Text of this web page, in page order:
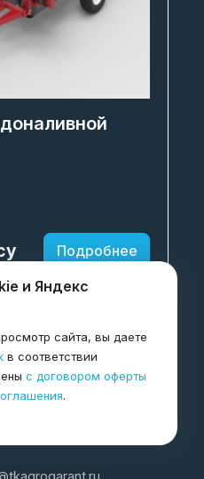
Подробнее
и Яндекс
сайта, вы даете
в соответствии
с договором оферты
.